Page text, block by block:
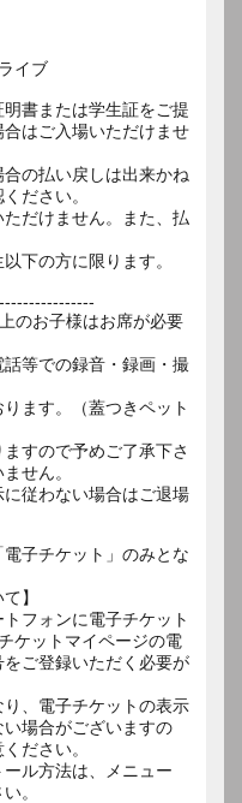
イブ
書または学生証をご提
はご入場いただけませ
の払い戻しは出来かね
ださい。
だけません。また、払
下の方に限ります。
のお子様はお席が必要
等での録音・録画・撮
ます。（蓋つきペット
すので予めご了承下さ
せん。
従わない場合はご退場
子チケット」のみとな
】
フォンに電子チケット
ケットマイページの電
ご登録いただく必要が
、電子チケットの表示
場合がございますの
ださい。
ル方法は、メニュー
。